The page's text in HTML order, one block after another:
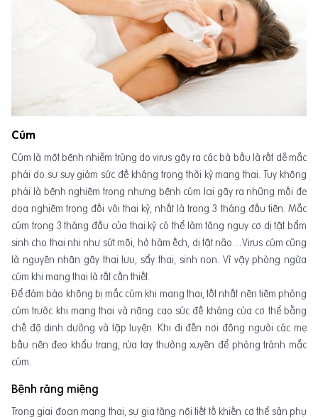
Cúm
Cúm là một bệnh nhiễm trùng do virus gây ra các bà bầu là rất dễ mắc
phải do sự suy giảm sức đề kháng trong thời kỳ mang thai. Tuy không
phải là bệnh nghiêm trọng nhưng bệnh cúm lại gây ra những mối đe
dọa nghiêm trọng đối với thai kỳ, nhất là trong 3 tháng đầu tiên. Mắc
cúm trong 3 tháng đầu của thai kỳ có thể làm tăng nguy cơ dị tật bẩm
sinh cho thai nhi như sứt môi, hở hàm ếch, dị tật não…Virus cúm cũng
là nguyên nhân gây thai lưu, sẩy thai, sinh non. Vì vậy phòng ngừa
cúm khi mang thai là rất cần thiết.
Để đảm bảo không bị mắc cúm khi mang thai, tốt nhất nên tiêm phòng
cúm trước khi mang thai và nâng cao sức đề kháng của cơ thể bằng
chế độ dinh dưỡng và tập luyện. Khi đi đến nơi đông người các mẹ
bầu nên đeo khẩu trang, rửa tay thường xuyên để phòng tránh mắc
cúm.
Bệnh răng miệng
Trong giai đoạn mang thai, sự gia tăng nội tiết tố khiến cơ thể sản phụ